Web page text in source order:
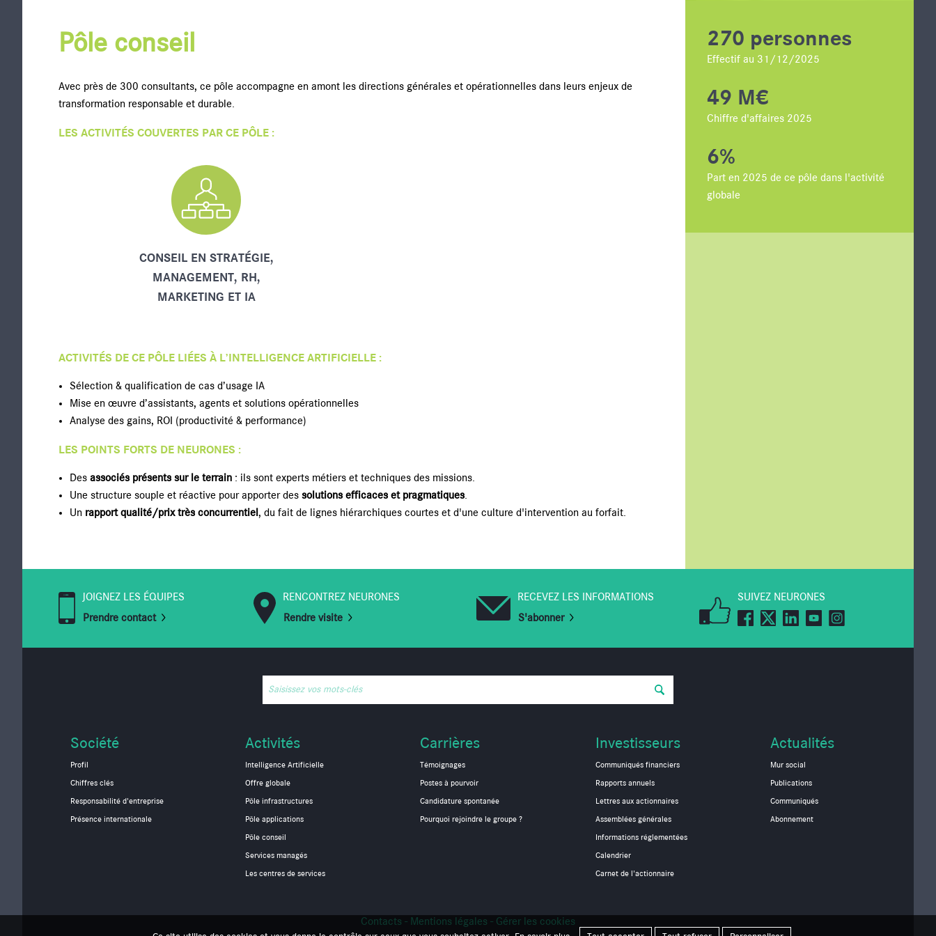
Pôle conseil
Avec près de 300 consultants, ce pôle accompagne en amont les directions générales et opérationnelles dans leurs enjeux de
transformation responsable et durable.
LES ACTIVITÉS COUVERTES PAR CE PÔLE :
CONSEIL EN STRATÉGIE,
MANAGEMENT, RH,
MARKETING ET IA
ACTIVITÉS DE CE PÔLE LIÉES À L’INTELLIGENCE ARTIFICIELLE :
Sélection & qualification de cas d’usage IA
Mise en œuvre d’assistants, agents et solutions opérationnelles
Analyse des gains, ROI (productivité & performance)
LES POINTS FORTS DE NEURONES :
Des associés présents sur le terrain : ils sont experts métiers et techniques des missions.
Une structure souple et réactive pour apporter des solutions efficaces et pragmatiques.
Un rapport qualité/prix très concurrentiel , du fait de lignes hiérarchiques courtes et d'une culture d'intervention au forfait.
270 personnes
Effectif au 31/12/2025
49 M€
Chiffre d'affaires 2025
6%
Part en 2025 de ce pôle dans l'activité
globale
JOIGNEZ LES ÉQUIPES
Prendre contact
RENCONTREZ NEURONES
Rendre visite
RECEVEZ LES INFORMATIONS
S'abonner
SUIVEZ NEURONES
Saisissez vos mots-clés
Société
Profil
Chiffres clés
Responsabilité d'entreprise
Présence internationale
Activités
Intelligence Artificielle
Offre globale
Pôle infrastructures
Pôle applications
Pôle conseil
Services managés
Les centres de services
Carrières
Témoignages
Postes à pourvoir
Candidature spontanée
Pourquoi rejoindre le groupe ?
Investisseurs
Communiqués financiers
Rapports annuels
Lettres aux actionnaires
Assemblées générales
Informations réglementées
Calendrier
Carnet de l'actionnaire
Actualités
Mur social
Publications
Communiqués
Abonnement
Contacts - Mentions légales - Gérer les cookies